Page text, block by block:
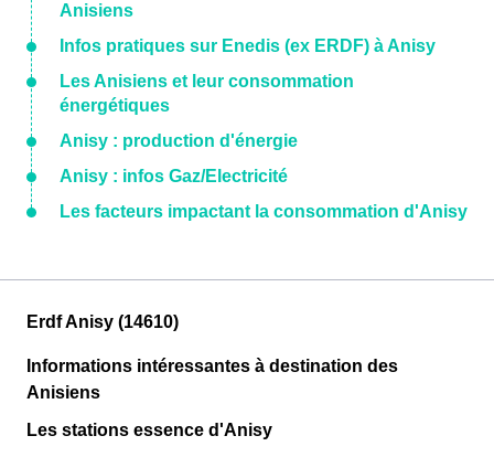
Anisiens
Infos pratiques sur Enedis (ex ERDF) à Anisy
Les Anisiens et leur consommation
énergétiques
Anisy : production d'énergie
Anisy : infos Gaz/Electricité
Les facteurs impactant la consommation d'Anisy
Erdf Anisy (14610)
Informations intéressantes à destination des
Anisiens
Les stations essence d'Anisy